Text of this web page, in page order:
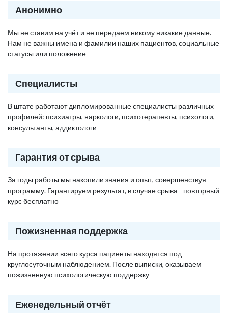
Анонимно
Мы не ставим на учёт и не передаем никому никакие данные.
Нам не важны имена и фамилии наших пациентов, социальные
статусы или положение
Специалисты
В штате работают дипломированные специалисты различных
профилей: психиатры, наркологи, психотерапевты, психологи,
консультанты, аддиктологи
Гарантия от срыва
За годы работы мы накопили знания и опыт, совершенствуя
программу. Гарантируем результат, в случае срыва - повторный
курс бесплатно
Пожизненная поддержка
На протяжении всего курса пациенты находятся под
круглосуточным наблюдением. После выписки, оказываем
пожизненную психологическую поддержку
Еженедельный отчёт